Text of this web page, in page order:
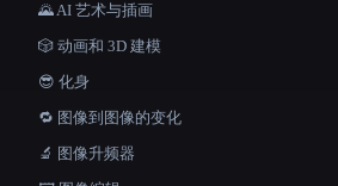
🌄 AI 艺术与插画
🎲 动画和 3D 建模
😎 化身
🔁 图像到图像的变化
🔬 图像升频器